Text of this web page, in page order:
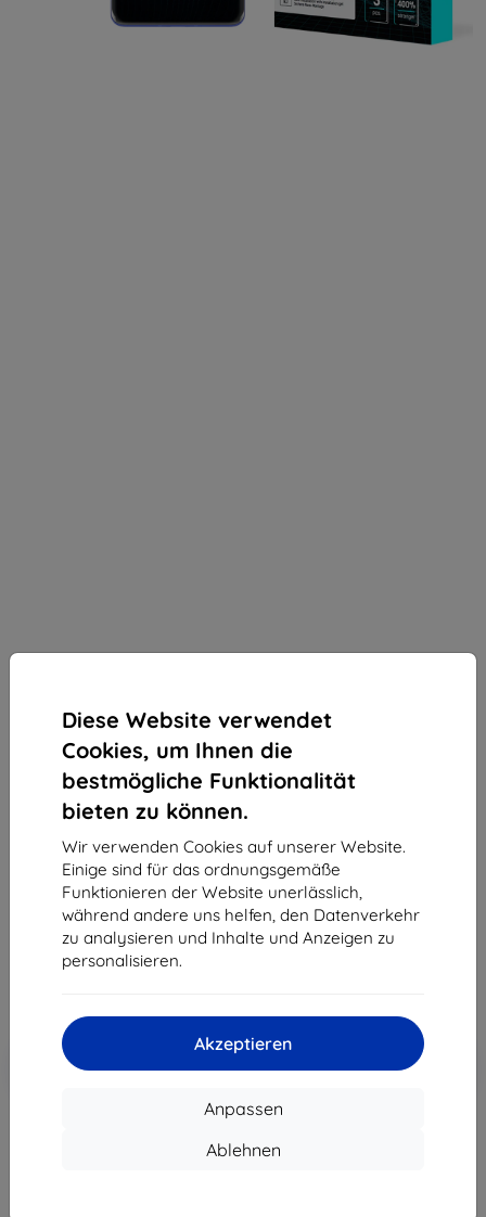
Diese Website verwendet
Cookies, um Ihnen die
bestmögliche Funktionalität
bieten zu können.
Wir verwenden Cookies auf unserer Website.
Einige sind für das ordnungsgemäße
Funktionieren der Website unerlässlich,
während andere uns helfen, den Datenverkehr
zu analysieren und Inhalte und Anzeigen zu
personalisieren.
Akzeptieren
Anpassen
Ablehnen
3MK Foil 1UP OnePlus 8 5G Gaming-Folie, 3 Stk.
Geeignet für: OnePlus 8
Produktbeschreibung
21,90 €
19,71 €
-10%
Rabatt mit Gutschein
EXTRA10
Warenkorb